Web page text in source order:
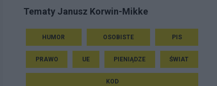
Tematy Janusz Korwin-Mikke
HUMOR OSOBISTE PIS
PRAWO UE PIENIĄDZE ŚWIAT
KOD